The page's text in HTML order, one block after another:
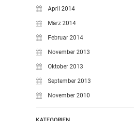
April 2014
März 2014
Februar 2014
November 2013
Oktober 2013
September 2013
November 2010